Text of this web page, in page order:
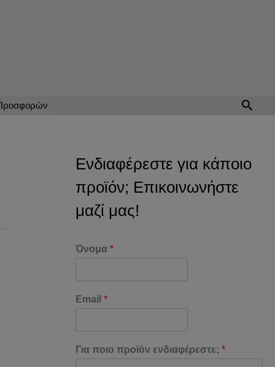
Ενδιαφέρεστε για κάποιο
προϊόν; Επικοινωνήστε
μαζί μας!
Όνομα *
Email *
Για ποιο προϊόν ενδιαφέρεστε; *